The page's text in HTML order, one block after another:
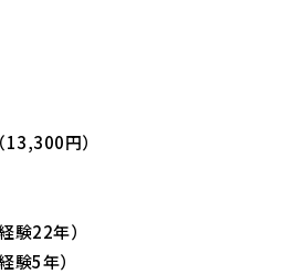
円）
験22年）
験5年）